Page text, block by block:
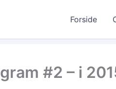
Forside
#2 – i